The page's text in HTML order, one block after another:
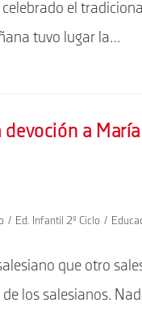
el
tuvo lugar la…
devoción a
/ Ed. Infantil 2º Ciclo /
que otro
los salesianos.